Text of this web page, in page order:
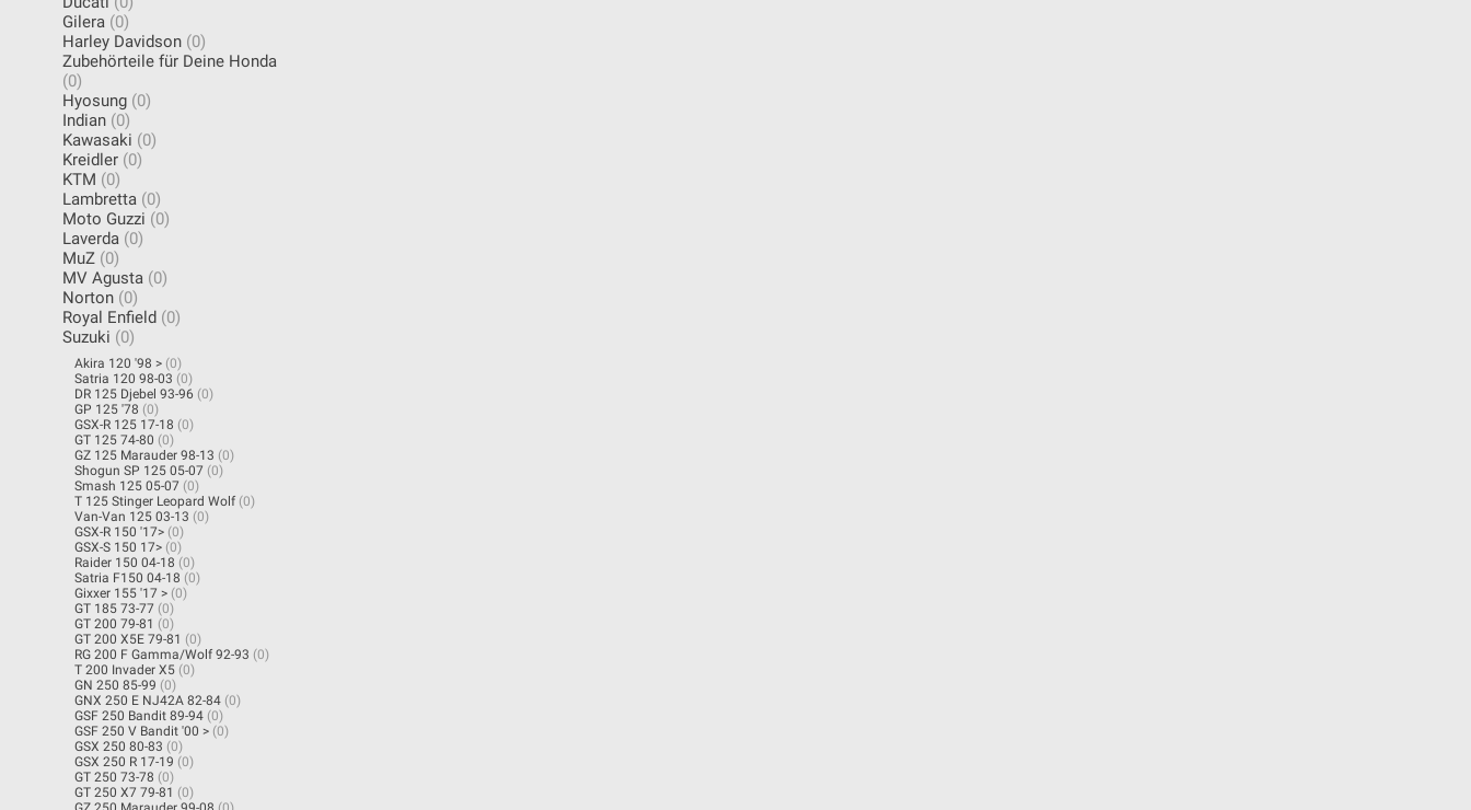
Gilera (0)
Harley Davidson (0)
Zubehörteile für Deine Honda
(0)
Hyosung (0)
Indian (0)
Kawasaki (0)
Kreidler (0)
KTM (0)
Lambretta (0)
Moto Guzzi (0)
Laverda (0)
MuZ (0)
MV Agusta (0)
Norton (0)
Royal Enfield (0)
Suzuki (0)
Akira 120 '98 > (0)
Satria 120 98-03 (0)
DR 125 Djebel 93-96 (0)
GP 125 '78 (0)
GSX-R 125 17-18 (0)
GT 125 74-80 (0)
GZ 125 Marauder 98-13 (0)
Shogun SP 125 05-07 (0)
Smash 125 05-07 (0)
T 125 Stinger Leopard Wolf (0)
Van-Van 125 03-13 (0)
GSX-R 150 '17> (0)
GSX-S 150 17> (0)
Raider 150 04-18 (0)
Satria F150 04-18 (0)
Gixxer 155 '17 > (0)
GT 185 73-77 (0)
GT 200 79-81 (0)
GT 200 X5E 79-81 (0)
RG 200 F Gamma/Wolf 92-93 (0)
T 200 Invader X5 (0)
GN 250 85-99 (0)
GNX 250 E NJ42A 82-84 (0)
GSF 250 Bandit 89-94 (0)
GSF 250 V Bandit '00 > (0)
GSX 250 80-83 (0)
GSX 250 R 17-19 (0)
GT 250 73-78 (0)
GT 250 X7 79-81 (0)